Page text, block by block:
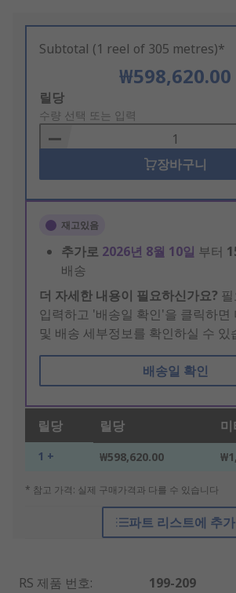
Subtotal (1 reel of 305 metres)*
₩598,620.00
Add
to
Basket
릴당
수량 선택 또는 입력
장바구니
재고있음
추가로 2026년 8월 10일 부터
배송
더 자세한 내용이 필요하신가요?
입력하고 '배송일 확인'을 클릭하면
및 배송 세부정보를 확인하실 수 있
배송일 확인
릴당 릴당
1 + ₩598,620.00
* 참고 가격: 실제 구매가격과 다를 수 있습니다
파트 리스트에 추가
RS 제품 번호:
199-209